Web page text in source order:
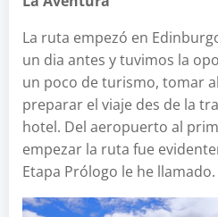
La ruta empezó en
un dia antes y tuvimos la
un poco de turismo, tomar
preparar el viaje des de la
hotel. Del aeropuerto al
empezar la ruta fue
Etapa Prólogo le he llamado.